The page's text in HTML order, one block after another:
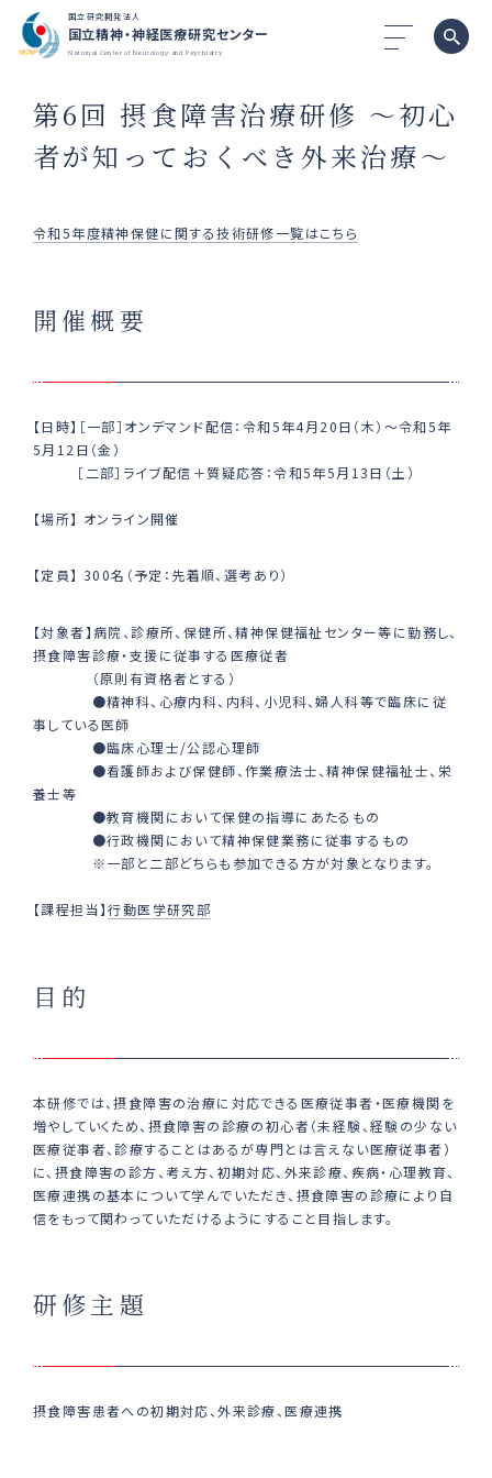
国立研究開発法人
国立精神・神経医療研究センター
National Center of Neurology and Psychiatry
第6回 摂食障害治療研修 ～初心
者が知っておくべき外来治療～
令和5年度精神保健に関する技術研修一覧はこちら
開催概要
【日時】［一部］オンデマンド配信：令和5年4月20日（木）～令和5年
5月12日（金）
［二部］ライブ配信＋質疑応答：令和5年5月13日（土）
【場所】 オンライン開催
【定員】 300名（予定：先着順、選考あり）
【対象者】病院、診療所、保健所、精神保健福祉センター等に勤務し、
摂食障害診療・支援に従事する医療従者
（原則有資格者とする）
●精神科、心療内科、内科、小児科、婦人科等で臨床に従
事している医師
●臨床心理士/公認心理師
●看護師および保健師、作業療法士、精神保健福祉士、栄
養士等
●教育機関において保健の指導にあたるもの
●行政機関において精神保健業務に従事するもの
※一部と二部どちらも参加できる方が対象となります。
【課程担当】行動医学研究部
目的
本研修では、摂食障害の治療に対応できる医療従事者・医療機関を
増やしていくため、摂食障害の診療の初心者（未経験、経験の少ない
医療従事者、診療することはあるが専門とは言えない医療従事者）
に、摂食障害の診方、考え方、初期対応、外来診療、疾病・心理教育、
医療連携の基本について学んでいただき、摂食障害の診療により自
信をもって関わっていただけるようにすること目指します。
研修主題
摂食障害患者への初期対応、外来診療、医療連携